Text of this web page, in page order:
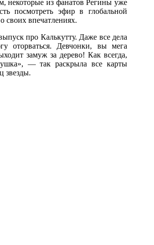
некоторые из фанатов Регины уже
посмотреть эфир в глобальной
своих впечатлениях.
про Калькутту. Даже все дела
оторваться. Девчонки, вы мега
замуж за дерево! Как всегда,
— так раскрыла все карты
звезды.